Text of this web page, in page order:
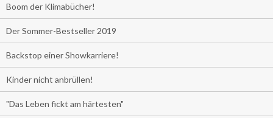
Boom der Klimabücher!
Der Sommer-Bestseller 2019
Backstop einer Showkarriere!
Kinder nicht anbrüllen!
"Das Leben fickt am härtesten"